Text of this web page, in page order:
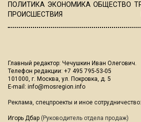
ПОЛИТИКА ЭКОНОМИКА ОБЩЕСТВО
ПРОИСШЕСТВИЯ
Главный редактор: Чечушкин Иван Олегович.
Телефон редакции: +7 495 795-53-05
101000, г. Москва, ул. Покровка, д. 5
E-mail: info@mosregion.info
Реклама, спецпроекты и иное сотрудничество:
Игорь Дбар (Руководитель отдела продаж)